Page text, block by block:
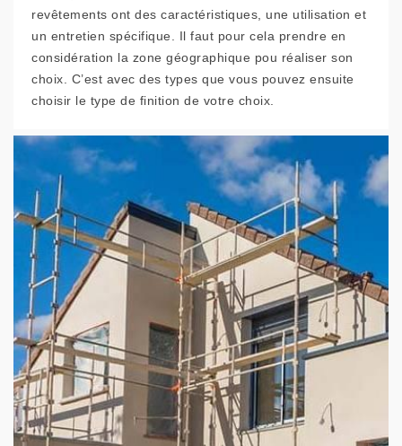
revêtements ont des caractéristiques, une utilisation et
un entretien spécifique. Il faut pour cela prendre en
considération la zone géographique pou réaliser son
choix. C’est avec des types que vous pouvez ensuite
choisir le type de finition de votre choix.